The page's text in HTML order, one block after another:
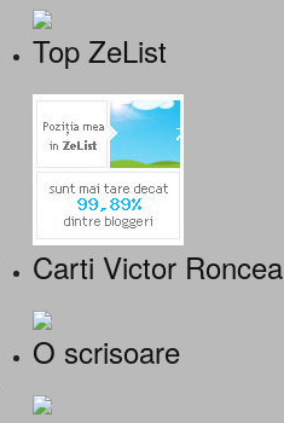
Top ZeList
Carti Victor Roncea
O scrisoare